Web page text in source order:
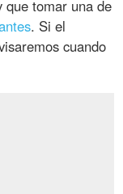
que tomar una de
. Si el
cuando